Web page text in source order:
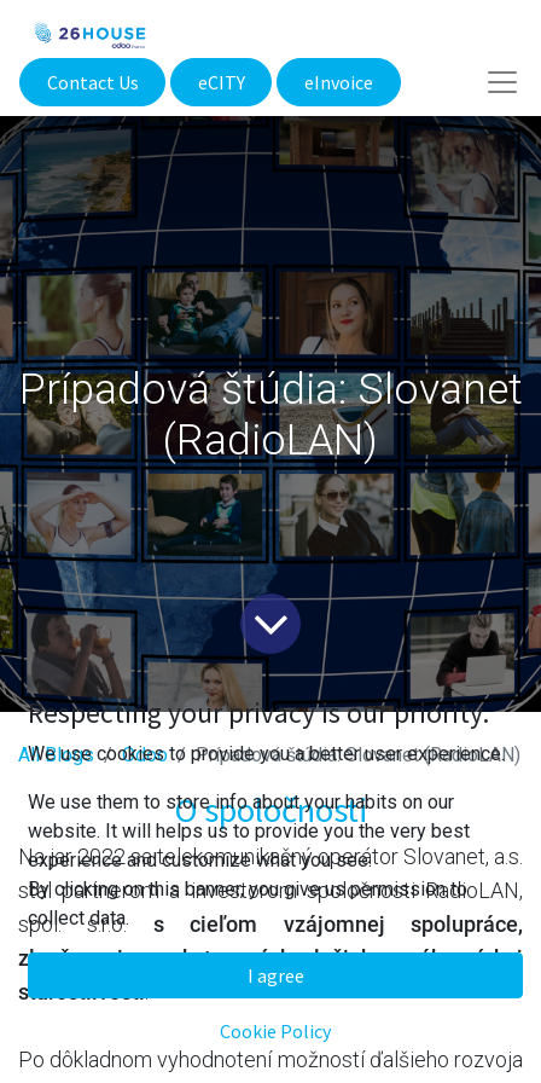
Contact Us eCITY​ eInvoice
Prípadová štúdia: Slovanet
(RadioLAN)
All Blogs ​Odoo Prípadová štúdia: Slovanet (RadioLAN)
O spoločnosti
Na jar 2022 sa telekomunikačný operátor Slovanet, a.s.
stal partnerom a investorom spoločnosti RadioLAN,
spol. s.r.o. s cieľom vzájomnej spolupráce,
zlepšovania poskytovaných služieb a zákazníckej
starostlivosti
Po dôkladnom vyhodnotení možností ďalšieho rozvoja
Respecting your privacy is our priority.
We use cookies to provide you a better user experience.
We use them to store info about your habits on our
website. It will helps us to provide you the very best
experience and customize what you see.
By clicking on this banner, you give us permission to
collect data.
I agree
Cookie Policy